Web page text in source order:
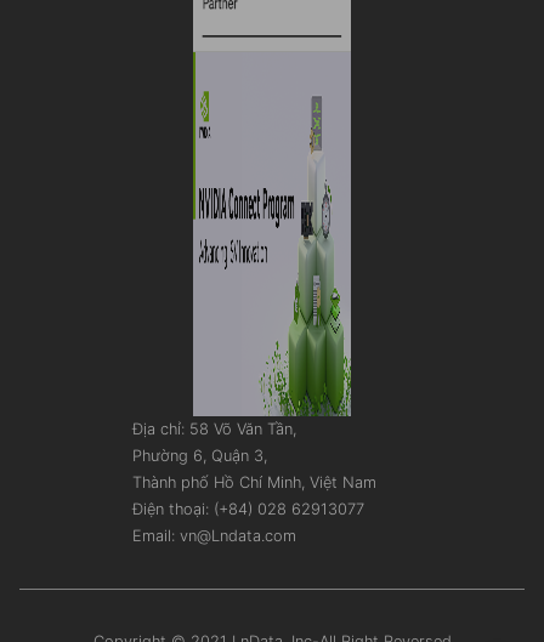
Địa chỉ: 58 Võ Văn Tần,
Phường 6, Quận 3,
Thành phố Hồ Chí Minh, Việt Nam
Điện thoại: (+84) 028 62913077
Email: vn@Lndata.com